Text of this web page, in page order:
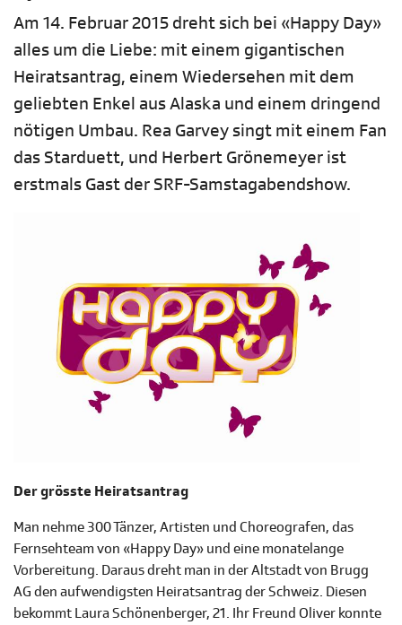
Am 14. Februar 2015 dreht sich bei «Happy Day»
alles um die Liebe: mit einem gigantischen
Heiratsantrag, einem Wiedersehen mit dem
geliebten Enkel aus Alaska und einem dringend
nötigen Umbau. Rea Garvey singt mit einem Fan
das Starduett, und Herbert Grönemeyer ist
erstmals Gast der SRF-Samstagabendshow.
Der grösste Heiratsantrag
Man nehme 300 Tänzer, Artisten und Choreografen, das
Fernsehteam von «Happy Day» und eine monatelange
Vorbereitung. Daraus dreht man in der Altstadt von Brugg
AG den aufwendigsten Heiratsantrag der Schweiz. Diesen
bekommt Laura Schönenberger, 21. Ihr Freund Oliver konnte